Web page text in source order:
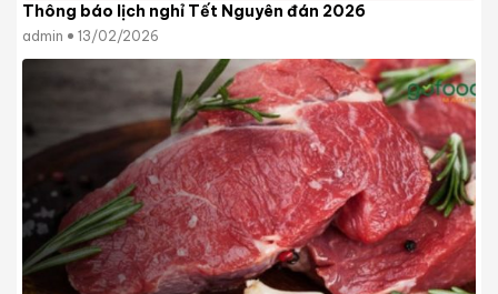
Thông báo lịch nghỉ Tết Nguyên đán 2026
admin 13/02/2026